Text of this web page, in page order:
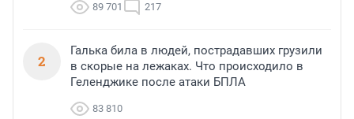
89 701 217
2
Галька била в людей, пострадавших грузили
в скорые на лежаках. Что происходило в
Геленджике после атаки БПЛА
83 810